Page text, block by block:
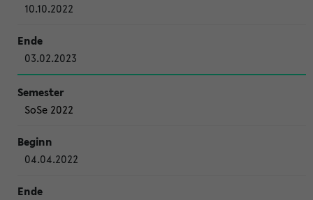
10.10.2022
03.02.2023
SoSe 2022
04.04.2022